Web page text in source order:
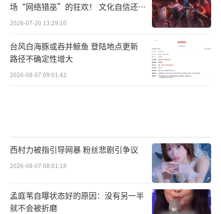
场“网络猎巫”的狂欢！ 文化自信还是
焦虑？
2026-07-20 13:29:10
台风白海豚或吞并鲸鱼 登陆地点更新
路径不确定性增大
2026-08-07 09:01:42
西村力被指引导网暴 粉丝悲剧引争议
2026-08-07 08:01:18
孟庭苇自曝状态好的原因：没有另一半
就不会被折磨